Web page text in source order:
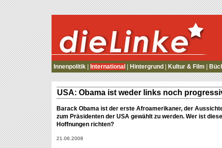
die Linke
Innenpolitik International Hintergrund Kultur & Film
USA: Obama ist weder links noch
Barack Obama ist der erste Afroamerikaner, der
zum Präsidenten der USA gewählt zu werden. Wer ist
Hoffnungen richten?
21.06.2008